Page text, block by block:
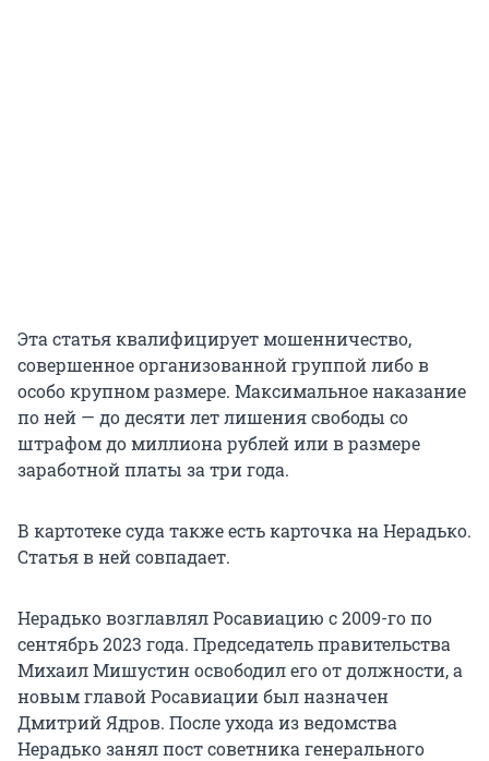
Эта статья квалифицирует мошенничество,
совершенное организованной группой либо в
особо крупном размере. Максимальное наказание
по ней — до десяти лет лишения свободы со
штрафом до миллиона рублей или в размере
заработной платы за три года.
В картотеке суда также есть карточка на Нерадько.
Статья в ней совпадает.
Нерадько возглавлял Росавиацию с 2009-го по
сентябрь 2023 года. Председатель правительства
Михаил Мишустин освободил его от должности, а
новым главой Росавиации был назначен
Дмитрий Ядров. После ухода из ведомства
Нерадько занял пост советника генерального